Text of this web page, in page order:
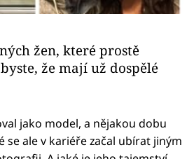
žen, které prostě
že mají už dospělé
jako model, a nějakou dobu
se ale v kariéře začal ubírat jiným